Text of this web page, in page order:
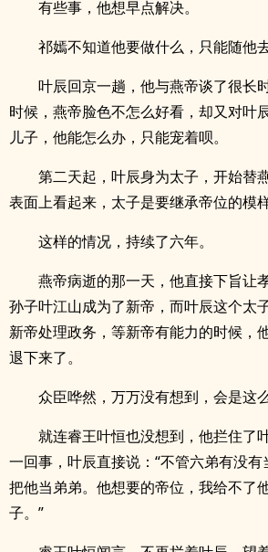
有些事，他想早点解决。
祁嫣不知道他要做什么，只能随他去
叶辰回京一趟，他与燕帝谈了很长
时候，燕帝脸色不怎么好看，却又对叶
儿子，他能怎么办，只能宠着呗。
第二天起，叶辰身为太子，开始替
表面上看起来，太子是要继承帝位的模样
这样的情况，持续了六年。
燕帝病逝的那一天，他直接下旨让
孙子叶江山成为了新帝，而叶辰这个太
新帝处理政务，等新帝有能力的时候，
退下来了。
众臣哗然，万万没有想到，会是这
就连睿王叶恒也没想到，他拦住了
一回事，叶辰直接说：“不管六弟有没
把他当弟弟。他想要的帝位，我给不了
子。”